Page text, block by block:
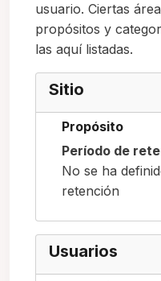
usuario. Ciertas
propósitos y
las aquí listadas.
Sitio
Propósito
Período de
No se ha
retención
Usuarios